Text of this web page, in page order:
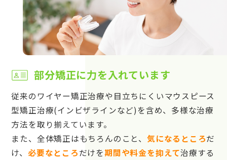
部分矯正に力を入れています
従来のワイヤー矯正治療や目立ちにくいマウスピース
型矯正治療(インビザラインなど)を含め、多様な治療
方法を取り揃えています。
また、全体矯正はもちろんのこと、 気になるところだ
け、 必要なところだけを期間や料金を抑えて治療する